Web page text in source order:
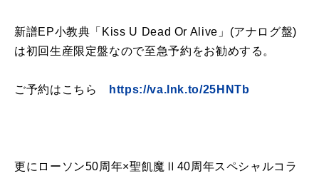
新譜EP小教典「Kiss U Dead Or Alive」(アナログ盤)
は初回生産限定盤なので至急予約をお勧めする。
ご予約はこちら https://va.lnk.to/25HNTb
更にローソン50周年×聖飢魔Ⅱ40周年スペシャルコラ